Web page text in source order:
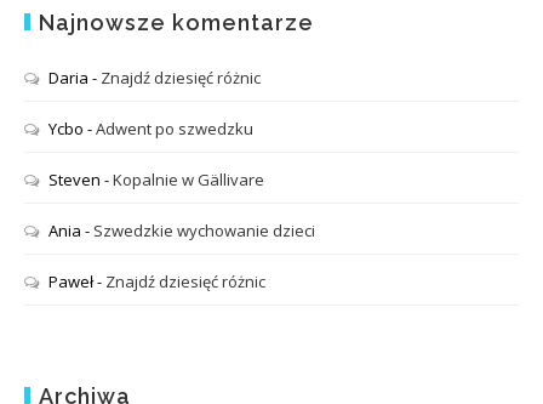
Najnowsze komentarze
Daria - Znajdź dziesięć różnic
Ycbo -Adwent po szwedzku
Steven -Kopalnie w Gällivare
Ania - Szwedzkie wychowanie dzieci
Paweł- Znajdź dziesięć różnic
Archiwa